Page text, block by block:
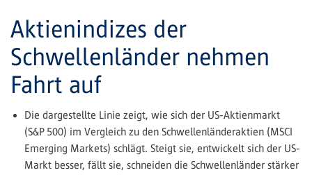
Aktienindizes der
Schwellenländer nehmen
Fahrt auf
Die dargestellte Linie zeigt, wie sich der US-Aktienmarkt
(S&P 500) im Vergleich zu den Schwellenländeraktien (MSCI
Emerging Markets) schlägt. Steigt sie, entwickelt sich der US-
Markt besser, fällt sie, schneiden die Schwellenländer stärker